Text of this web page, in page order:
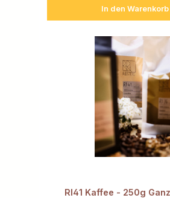
In den Warenkorb
RI41 Kaffee - 250g